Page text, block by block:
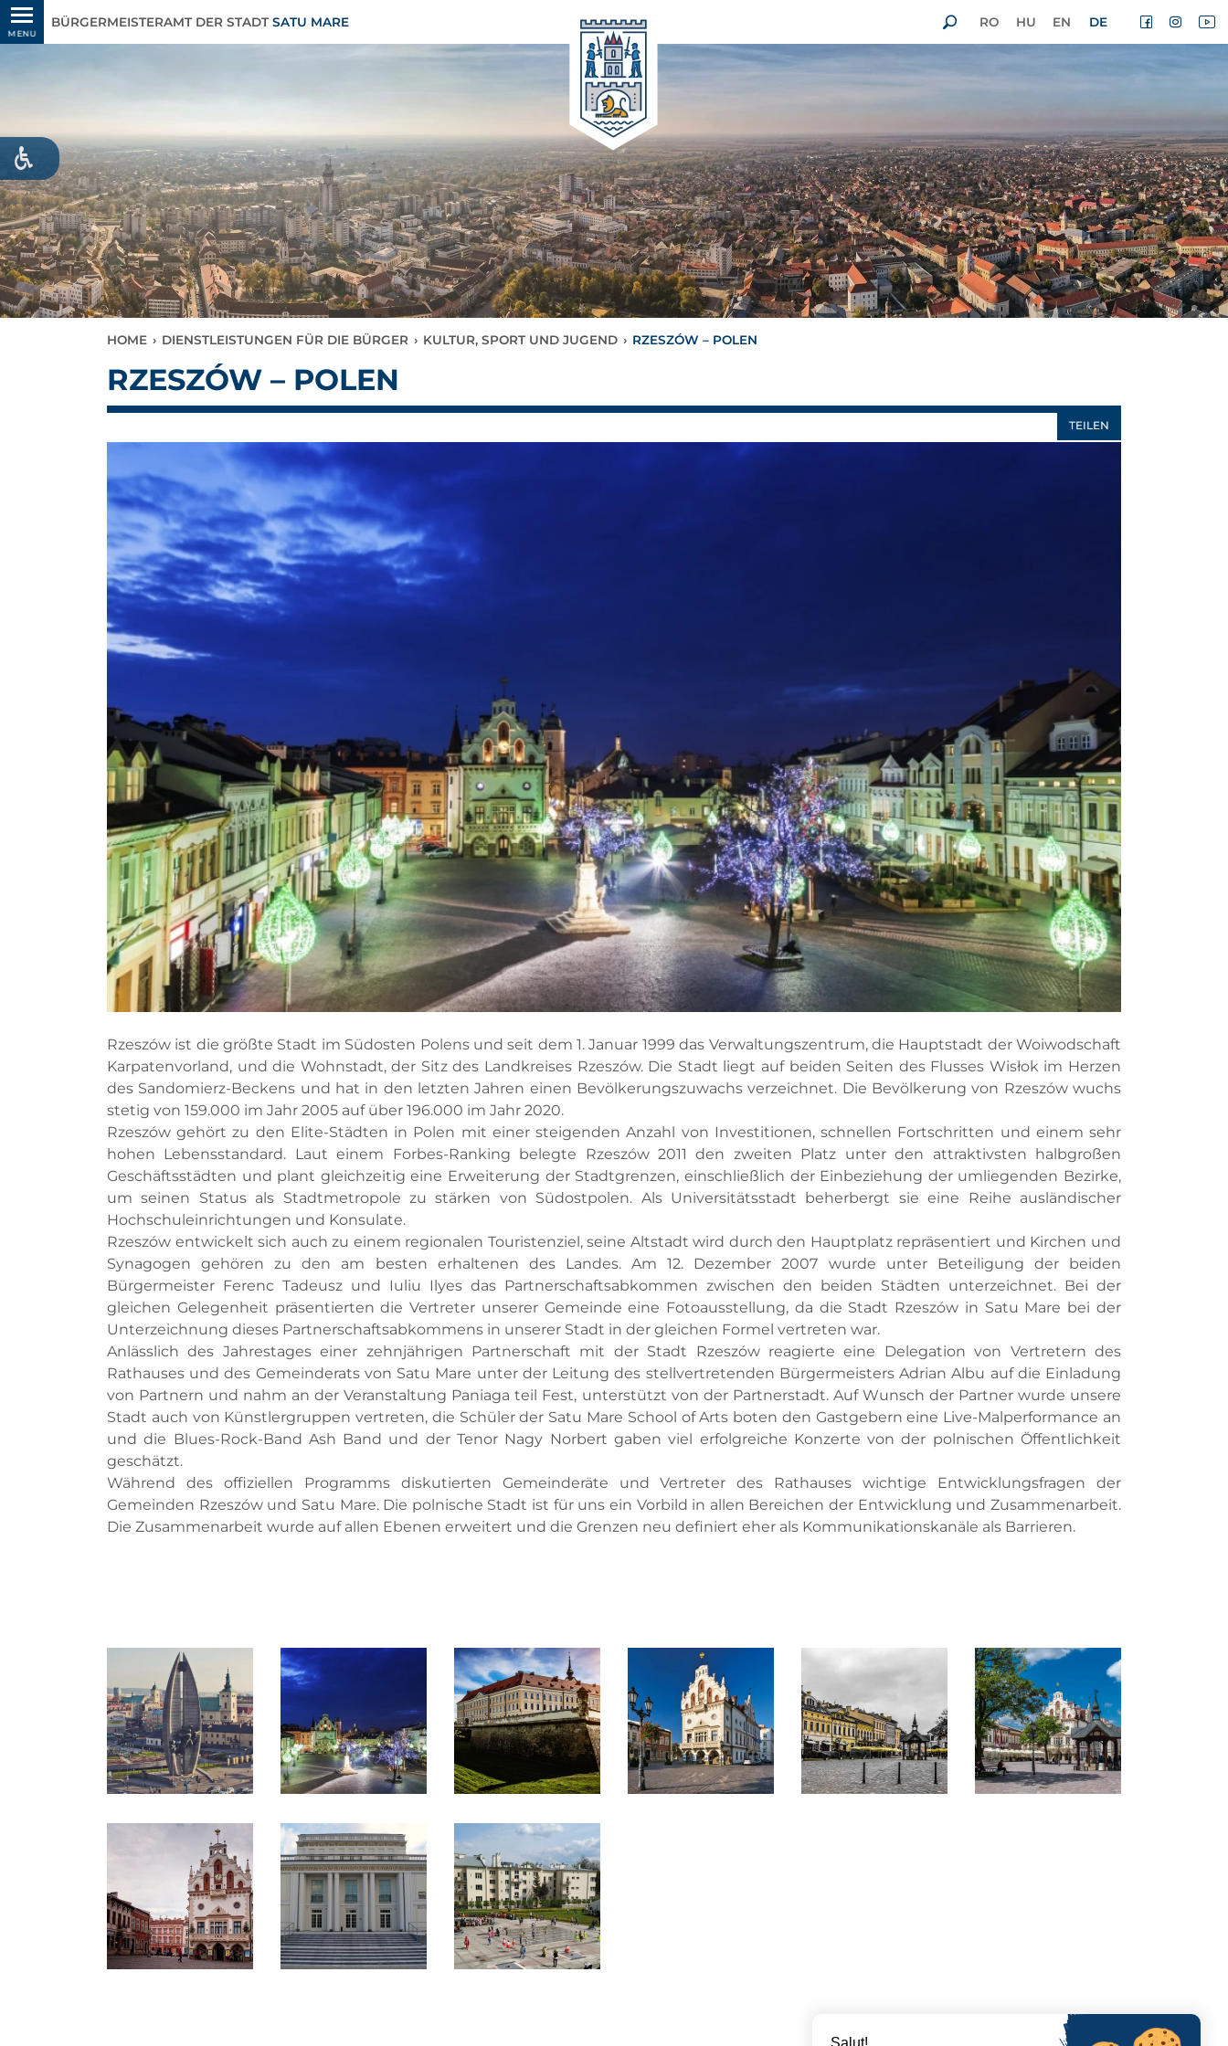
MENU
BÜRGERMEISTERAMT DER STADT SATU MARE RO HU EN DE
HOME › DIENSTLEISTUNGEN FÜR DIE BÜRGER › KULTUR, SPORT UND JUGEND › RZESZÓW – POLEN
RZESZÓW – POLEN
TEILEN
Rzeszów ist die größte Stadt im Südosten Polens und seit dem 1. Januar 1999 das Verwaltungszentrum, die Hauptstadt der Woiwodschaft
Karpatenvorland, und die Wohnstadt, der Sitz des Landkreises Rzeszów. Die Stadt liegt auf beiden Seiten des Flusses Wisłok im Herzen
des Sandomierz-Beckens und hat in den letzten Jahren einen Bevölkerungszuwachs verzeichnet. Die Bevölkerung von Rzeszów wuchs
stetig von 159.000 im Jahr 2005 auf über 196.000 im Jahr 2020.
Rzeszów gehört zu den Elite-Städten in Polen mit einer steigenden Anzahl von Investitionen, schnellen Fortschritten und einem sehr
hohen Lebensstandard. Laut einem Forbes-Ranking belegte Rzeszów 2011 den zweiten Platz unter den attraktivsten halbgroßen
Geschäftsstädten und plant gleichzeitig eine Erweiterung der Stadtgrenzen, einschließlich der Einbeziehung der umliegenden Bezirke,
um seinen Status als Stadtmetropole zu stärken von Südostpolen. Als Universitätsstadt beherbergt sie eine Reihe ausländischer
Hochschuleinrichtungen und Konsulate.
Rzeszów entwickelt sich auch zu einem regionalen Touristenziel, seine Altstadt wird durch den Hauptplatz repräsentiert und Kirchen und
Synagogen gehören zu den am besten erhaltenen des Landes. Am 12. Dezember 2007 wurde unter Beteiligung der beiden
Bürgermeister Ferenc Tadeusz und Iuliu Ilyes das Partnerschaftsabkommen zwischen den beiden Städten unterzeichnet. Bei der
gleichen Gelegenheit präsentierten die Vertreter unserer Gemeinde eine Fotoausstellung, da die Stadt Rzeszów in Satu Mare bei der
Unterzeichnung dieses Partnerschaftsabkommens in unserer Stadt in der gleichen Formel vertreten war.
Anlässlich des Jahrestages einer zehnjährigen Partnerschaft mit der Stadt Rzeszów reagierte eine Delegation von Vertretern des
Rathauses und des Gemeinderats von Satu Mare unter der Leitung des stellvertretenden Bürgermeisters Adrian Albu auf die Einladung
von Partnern und nahm an der Veranstaltung Paniaga teil Fest, unterstützt von der Partnerstadt. Auf Wunsch der Partner wurde unsere
Stadt auch von Künstlergruppen vertreten, die Schüler der Satu Mare School of Arts boten den Gastgebern eine Live-Malperformance an
und die Blues-Rock-Band Ash Band und der Tenor Nagy Norbert gaben viel erfolgreiche Konzerte von der polnischen Öffentlichkeit
geschätzt.
Während des offiziellen Programms diskutierten Gemeinderäte und Vertreter des Rathauses wichtige Entwicklungsfragen der
Gemeinden Rzeszów und Satu Mare. Die polnische Stadt ist für uns ein Vorbild in allen Bereichen der Entwicklung und Zusammenarbeit.
Die Zusammenarbeit wurde auf allen Ebenen erweitert und die Grenzen neu definiert eher als Kommunikationskanäle als Barrieren.
Salut!